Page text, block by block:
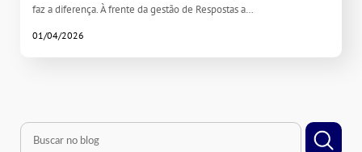
faz a diferença. À frente da gestão de Respostas a…
01/04/2026